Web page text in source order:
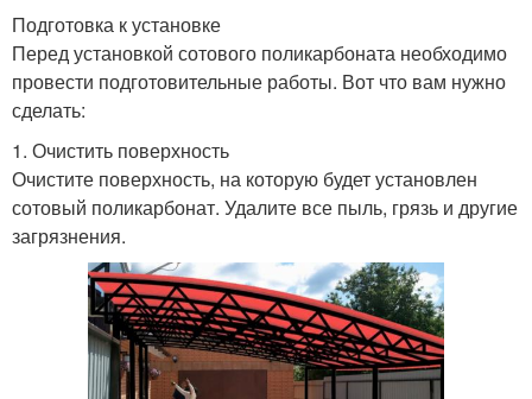
Подготовка к установке
Перед установкой сотового поликарбоната необходимо
провести подготовительные работы. Вот что вам нужно
сделать:
1. Очистить поверхность
Очистите поверхность, на которую будет установлен
сотовый поликарбонат. Удалите все пыль, грязь и другие
загрязнения.